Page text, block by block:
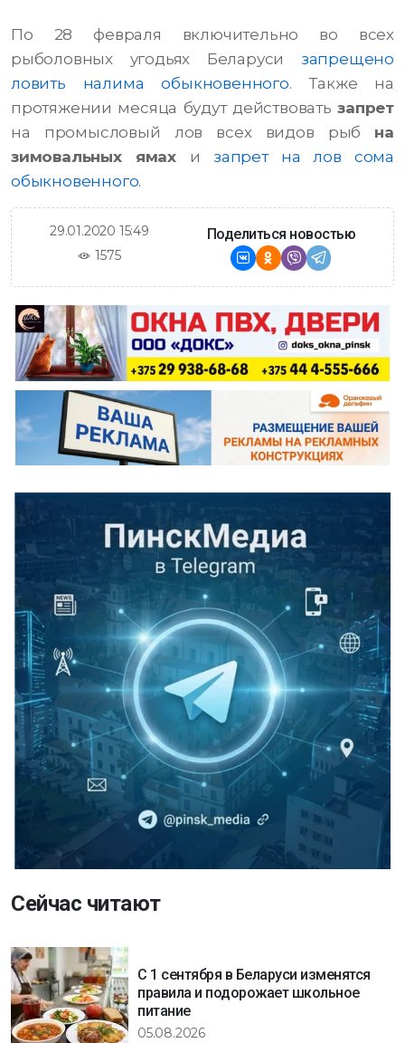
По 28 февраля включительно во всех
рыболовных угодьях Беларуси запрещено
ловить налима обыкновенного. Также на
протяжении месяца будут действоватьзапрет
на промысловый лов всех видов рыб на
зимовальных ямах и запрет на лов сома
обыкновенного.
29.01.2020 15:49
1575
Поделиться новостью
Сейчас читают
С 1 сентября в Беларуси изменятся
правила и подорожает школьное
питание
05.08.2026